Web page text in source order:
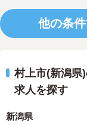
他の条
村上市(新潟県
求人を探す
新潟県